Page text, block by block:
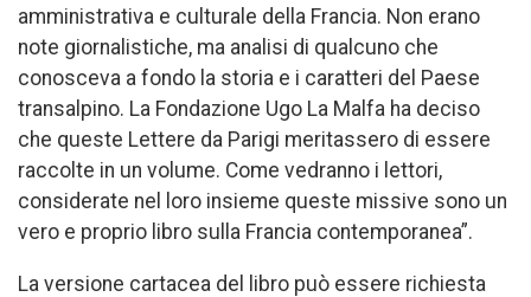
amministrativa e culturale della Francia. Non erano
note giornalistiche, ma analisi di qualcuno che
conosceva a fondo la storia e i caratteri del Paese
transalpino. La Fondazione Ugo La Malfa ha deciso
che queste Lettere da Parigi meritassero di essere
raccolte in un volume. Come vedranno i lettori,
considerate nel loro insieme queste missive sono un
vero e proprio libro sulla Francia contemporanea”.
La versione cartacea del libro può essere richiesta